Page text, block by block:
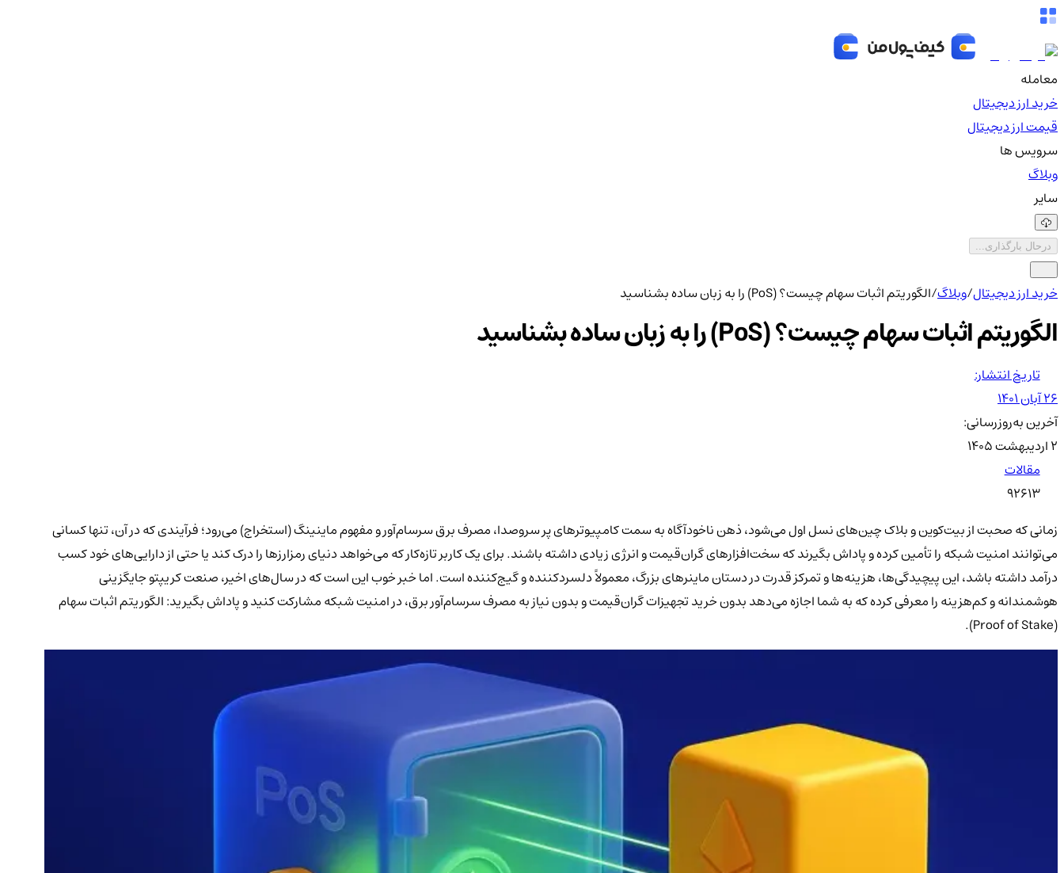
معامله
خرید ارز دیجیتال
قیمت ارز دیجیتال
سرویس ها
وبلاگ
سایر
درحال بارگذاری...
خرید ارز دیجیتال/وبلاگ/الگوریتم اثبات سهام چیست؟ (PoS) را به زبان ساده بشناسید
الگوریتم اثبات سهام چیست؟ (PoS) را به زبان ساده بشناسید
تاریخ انتشار:
۲۶ آبان ۱۴۰۱
آخرین به‌روزرسانی:
۲ اردیبهشت ۱۴۰۵
مقالات
92613
زمانی که صحبت از بیت‌کوین و بلاک چین‌های نسل اول می‌شود، ذهن ناخودآگاه به سمت کامپیوترهای پر سروصدا، مصرف برق سرسام‌آور و مفهوم ماینینگ (استخراج) می‌رود؛ فرآیندی که در آن، تنها کسانی
می‌توانند امنیت شبکه را تأمین کرده و پاداش بگیرند که سخت‌افزارهای گران‌قیمت و انرژی زیادی داشته باشند. برای یک کاربر تازه‌کار که می‌خواهد دنیای رمزارزها را درک کند یا حتی از دارایی‌های خود کسب
درآمد داشته باشد، این پیچیدگی‌ها، هزینه‌ها و تمرکز قدرت در دستان ماینرهای بزرگ، معمولاً دلسردکننده و گیج‌کننده است. اما خبر خوب این است که در سال‌های اخیر، صنعت کریپتو جایگزینی
هوشمندانه و کم‌هزینه را معرفی کرده که به شما اجازه می‌دهد بدون خرید تجهیزات گران‌قیمت و بدون نیاز به مصرف سرسام‌آور برق، در امنیت شبکه مشارکت کنید و پاداش بگیرید: الگوریتم اثبات سهام
(Proof of Stake).